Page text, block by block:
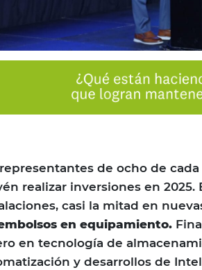
de ocho de
realizar inversiones en 2025.
casi la mitad en
en equipamiento.
en tecnología de
y desarrollos de